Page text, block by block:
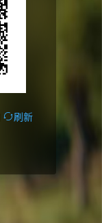
刷新